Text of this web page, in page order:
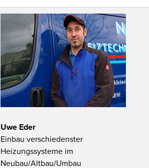
Uwe Eder
Einbau verschiedenster
Heizungssysteme im
Neubau/Altbau/Umbau